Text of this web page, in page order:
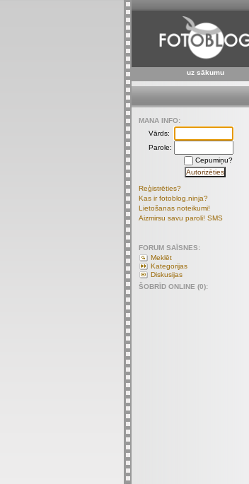
uz sākumu
MANA INFO:
Vārds:
Parole:
Cepumiņu?
Reģistrēties?
Kas ir fotoblog.ninja?
Lietošanas noteikumi!
Aizmirsu savu paroli! SMS
FORUM SAĪSNES:
Meklēt
Kategorijas
Diskusijas
ŠOBRĪD ONLINE (0):